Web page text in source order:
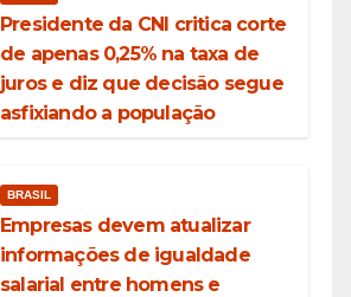
Presidente da CNI critica corte
de apenas 0,25% na taxa de
juros e diz que decisão segue
asfixiando a população
BRASIL
Empresas devem atualizar
informações de igualdade
salarial entre homens e